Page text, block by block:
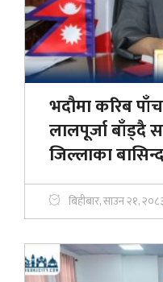
भदौमा करिब
लालपूर्जा
जिल्लाका
बिहीबार, साउन २१,